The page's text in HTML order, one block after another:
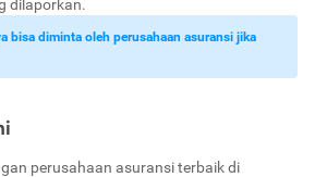
dilaporkan.
bisa diminta oleh perusahaan asuransi jika
perusahaan asuransi terbaik di